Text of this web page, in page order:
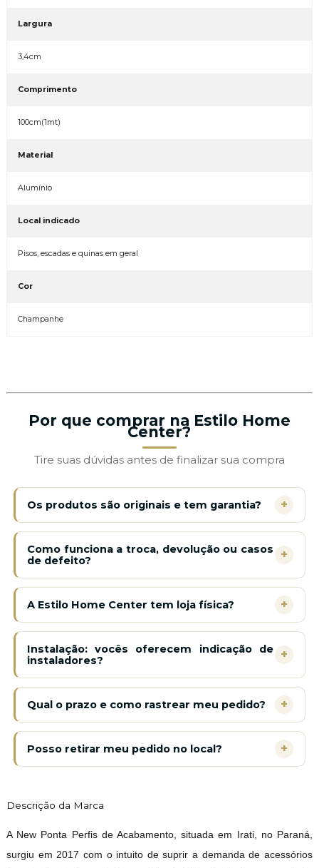
Largura
3,4cm
Comprimento
100cm(1mt)
Material
Alumínio
Local indicado
Pisos, escadas e quinas em geral
Cor
Champanhe
Por que comprar na Estilo Home
Center?
Tire suas dúvidas antes de finalizar sua compra
Os produtos são originais e tem garantia? +
Como funciona a troca, devolução ou casos
de defeito?
+
A Estilo Home Center tem loja física? +
Instalação: vocês oferecem indicação de
instaladores?
+
Qual o prazo e como rastrear meu pedido? +
Posso retirar meu pedido no local? +
Descrição da Marca
A New Ponta Perfis de Acabamento, situada em Irati, no Paraná,
surgiu em 2017 com o intuito de suprir a demanda de acessórios